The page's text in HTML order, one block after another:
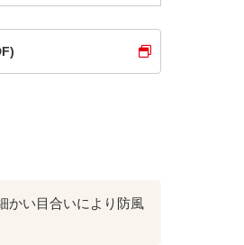
かい目合いにより防風